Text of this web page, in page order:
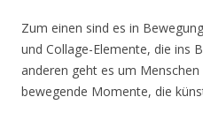
Zum einen sind es in
und Collage-Elemente, die ins
anderen geht es um
bewegende Momente, die